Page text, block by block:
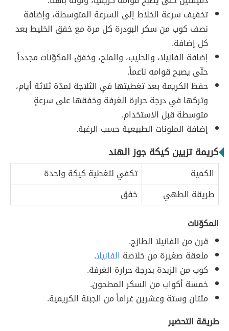
تخفيف سرعة الخلاط إلى السرعة المتوسطة، وإضافة
نصف كوب من سكر البودرة كل مرة مع خفق الخليط بعد
كل إضافة.
إضافة الفانيلا، والحليب، والملح، وخفق المكوّنات مجدداً
حتّى يصبح قوامه ناعماً.
حفظ الكريمة بعد تغطيتها في الثلاجة لمدّة ثلاثة أيام،
وتركها في درجة حرارة الغرفة وخفقها على سرعةٍ
متوسطة قبل الاستخدام.
إضافة الملونات الطبيعية حسب الرغبة.
كريمة تزيين كيكة جوز الهند
الكمية
تكفي لتغطية كيكة واحدة
طريقة الطهي
خفق
المكوّنات
قرن من الفانيلا الطازج.
ملعقة صغيرة من خلاصة الفانيلا.
كوب من الزبدة بدرجة حرارة الغرفة.
خمسة أكواب من السكر المطحون.
مئتان وستة وعشرين غراماً من الجبنة الكريمية.
طريقة التحضير